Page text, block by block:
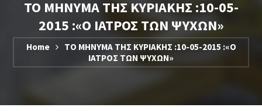
ΤΟ ΜΗΝΥΜΑ ΤΗΣ ΚΥΡΙΑΚΗΣ :10-05-
2015 :«Ο ΙΑΤΡΟΣ ΤΩΝ ΨΥΧΩΝ»
Home
ΤΟ ΜΗΝΥΜΑ ΤΗΣ ΚΥΡΙΑΚΗΣ :10-05-2015 :«Ο
ΙΑΤΡΟΣ ΤΩΝ ΨΥΧΩΝ»